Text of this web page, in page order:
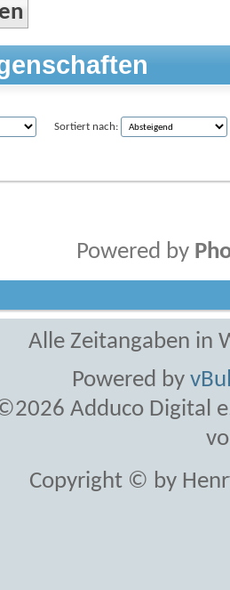
Sortiert nach:
Powered by
Alle Zeitangaben in
Powered by
Adduco Digital
Copyright © by